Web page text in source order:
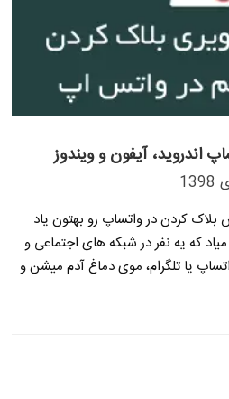
اندروید، آیفون و ویندوز
کردن در واتساپ رو بهتون یاد
که یه نفر در شبکه های اجتماعی و
یا تلگرام، موی دماغ آدم میشن و